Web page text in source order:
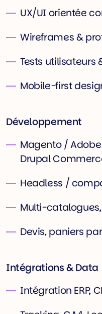
UX/UI orientée
Wireframes &
Tests utilisateurs
Mobile-first
Développement
Magento /
Drupal
Headless /
Multi-catalogues,
Devis, paniers
Intégrations & Data
Intégration ERP,